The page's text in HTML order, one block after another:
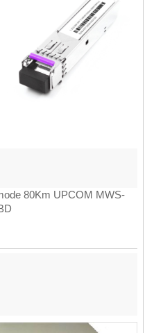
80Km UPCOM MWS-